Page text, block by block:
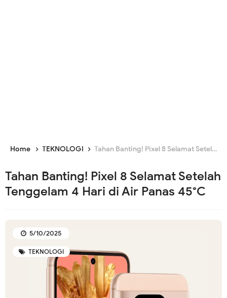
Home TEKNOLOGI Tahan Banting! Pixel 8 Selamat Setelah Tenggelam 4 Hari di Air Panas 45°C
Tahan Banting! Pixel 8 Selamat Setelah
Tenggelam 4 Hari di Air Panas 45°C
TEKNOLOGI
5/10/2025